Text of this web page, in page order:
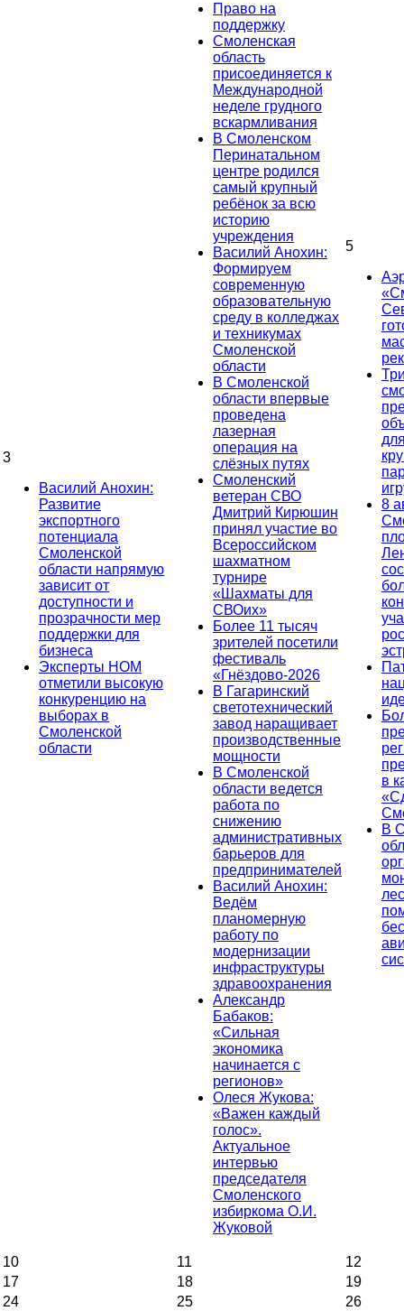
3
Василий Анохин:
Развитие
экспортного
потенциала
Смоленской
области напрямую
зависит от
доступности и
прозрачности мер
поддержки для
бизнеса
Эксперты НОМ
отметили высокую
конкуренцию на
выборах в
Смоленской
области
Право на
поддержку
Смоленская
область
присоединяется к
Международной
неделе грудного
вскармливания
В Смоленском
Перинатальном
центре родился
самый крупный
ребёнок за всю
историю
учреждения
Василий Анохин:
Формируем
современную
образовательную
среду в колледжах
и техникумах
Смоленской
области
В Смоленской
области впервые
проведена
лазерная
операция на
слёзных путях
Смоленский
ветеран СВО
Дмитрий Кирюшин
принял участие во
Всероссийском
шахматном
турнире
«Шахматы для
СВОих»
Более 11 тысяч
зрителей посетили
фестиваль
«Гнёздово-2026
В Гагаринский
светотехнический
завод наращивает
производственные
мощности
В Смоленской
области ведется
работа по
снижению
административных
барьеров для
предпринимателей
Василий Анохин:
Ведём
планомерную
работу по
модернизации
инфраструктуры
здравоохранения
Александр
Бабаков:
«Сильная
экономика
начинается с
регионов»
Олеся Жукова:
«Важен каждый
голос».
Актуальное
интервью
председателя
Смоленского
избиркома О.И.
Жуковой
5
8
в
В
10 11
12
17
18
19
24
25
26